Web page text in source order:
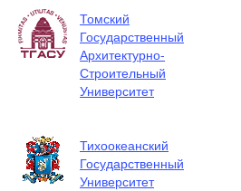
Томский
Государственный
Архитектурно-
Строительный
Университет
Тихоокеанский
Государственный
Университет